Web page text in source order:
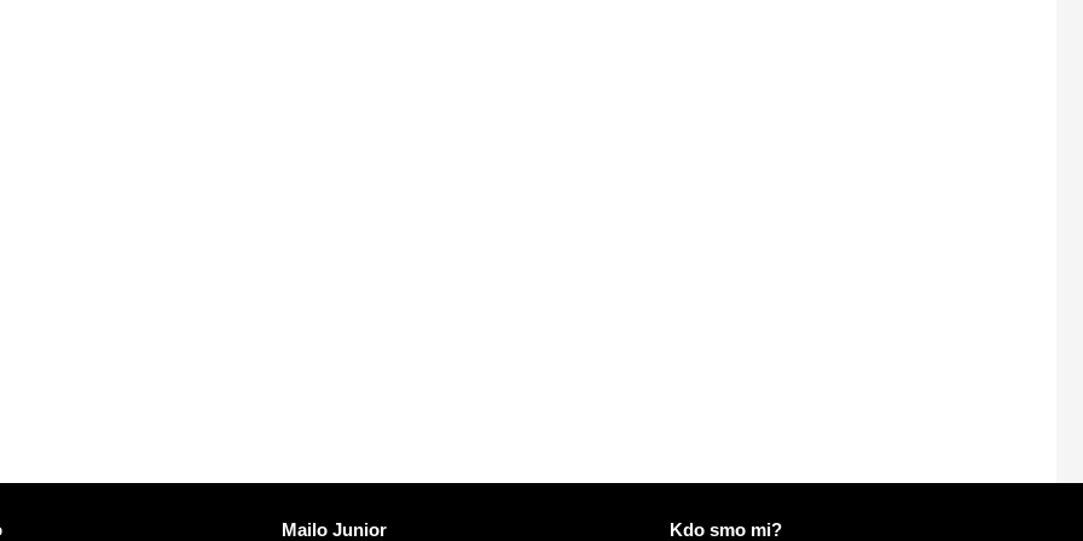
Odkrijte Mailo
Mailo Junior Več informacij o Mailo
Kdo smo mi?